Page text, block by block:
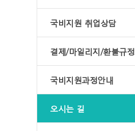
국비지원 취업상담
결제/마일리지/환불규정
국비지원과정안내
오시는 길